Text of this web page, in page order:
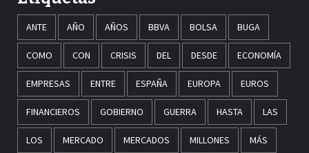
ANTE AÑO AÑOS BBVA BOLSA BUGA
COMO CON CRISIS DEL DESDE ECONOMÍA
EMPRESAS ENTRE ESPAÑA EUROPA EUROS
FINANCIEROS GOBIERNO GUERRA HASTA LAS
LOS MERCADO MERCADOS MILLONES MÁS